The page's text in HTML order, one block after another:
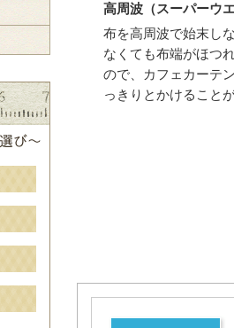
高周波（スーパーウ
布を高周波で始末し
なくても布端がほつ
ので、カフェカーテ
っきりとかけること